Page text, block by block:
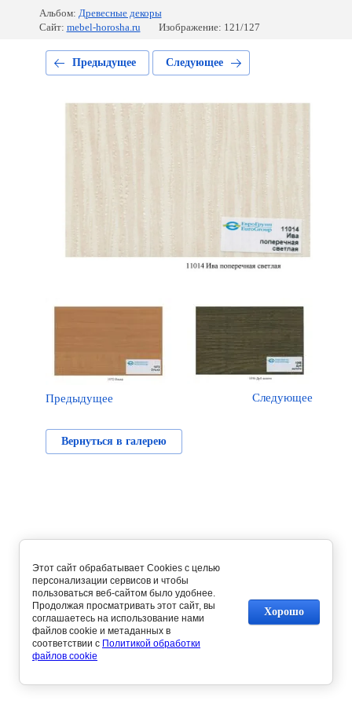
Альбом: Древесные декоры
Сайт: mebel-horosha.ru Изображение: 121/127
Предыдущее Следующее
Предыдущее Следующее
Вернуться в галерею
Этот сайт обрабатывает Cookies с целью
персонализации сервисов и чтобы
пользоваться веб-сайтом было удобнее.
Продолжая просматривать этот сайт, вы
соглашаетесь на использование нами
файлов cookie и метаданных в
соответствии с Политикой обработки
файлов cookie
Хорошо